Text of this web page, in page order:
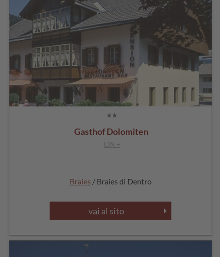
Gasthof Dolomiten
CIN +
Braies / Braies di Dentro
vai al sito